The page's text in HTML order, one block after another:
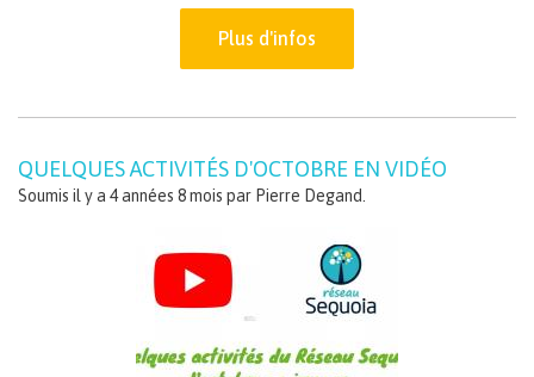
Plus d'infos
QUELQUES ACTIVITÉS D'OCTOBRE EN VIDÉO
Soumis il y a 4 années 8 mois par Pierre Degand